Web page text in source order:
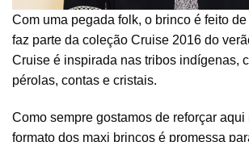
Com uma pegada folk, o brinco é feito
faz parte da coleção Cruise 2016 do
Cruise é inspirada nas tribos indígenas,
pérolas, contas e cristais.
Como sempre gostamos de reforçar aqui
formato dos maxi brincos é promessa